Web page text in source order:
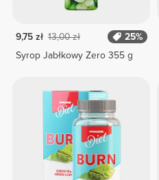
9,75 zł 13,00 zł
25%
Syrop Jabłkowy Zero 355 g